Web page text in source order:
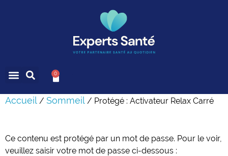
0
Accueil / Sommeil / Protégé : Activateur Relax Carré
Ce contenu est protégé par un mot de passe. Pour le voir,
veuillez saisir votre mot de passe ci-dessous :